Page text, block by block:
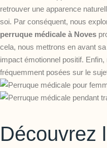
retrouver une apparence
soi. Par conséquent, nous
perruque médicale à Noves
cela, nous mettrons en avant
impact émotionnel positif.
fréquemment posées sur le
Découvrez